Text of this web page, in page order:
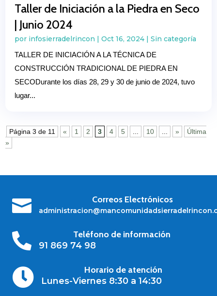
Taller de Iniciación a la Piedra en Seco
| Junio 2024
por infosierradelrincon |Oct 16, 2024 |Sin categoría
TALLER DE INICIACIÓN A LA TÉCNICA DE
CONSTRUCCIÓN TRADICIONAL DE PIEDRA EN
SECODurante los días 28, 29 y 30 de junio de 2024, tuvo
lugar...
Página 3 de 11 « 1 2 3 4 5 10 »
Última
»
 Correos Electrónicos

Teléfono de información
91 869 74 98

Horario de atención
Lunes-Viernes 8:30 a 14:30